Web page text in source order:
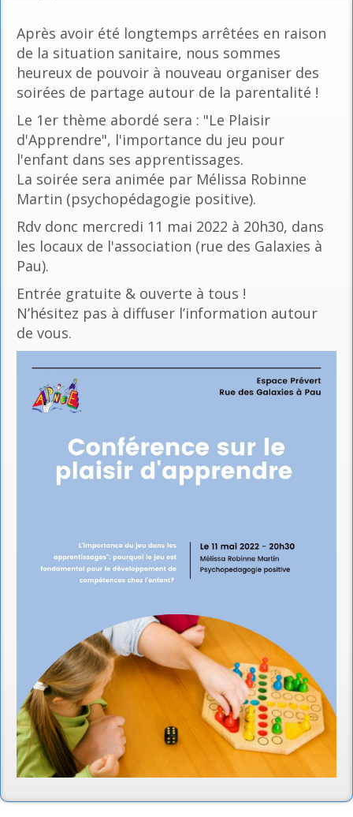
Après avoir été longtemps arrêtées en raison
de la situation sanitaire, nous sommes
heureux de pouvoir à nouveau organiser des
soirées de partage autour de la parentalité !
Le 1er thème abordé sera : "Le Plaisir
d'Apprendre", l'importance du jeu pour
l'enfant dans ses apprentissages.
La soirée sera animée par Mélissa Robinne
Martin (psychopédagogie positive).
Rdv donc mercredi 11 mai 2022 à 20h30, dans
les locaux de l'association (rue des Galaxies à
Pau).
Entrée gratuite & ouverte à tous !
N’hésitez pas à diffuser l’information autour
de vous.